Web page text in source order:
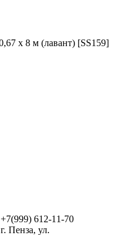
+7(999) 612-11-70
г. Пенза, ул.